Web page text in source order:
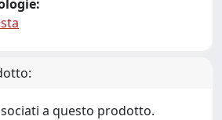
a questo prodotto.